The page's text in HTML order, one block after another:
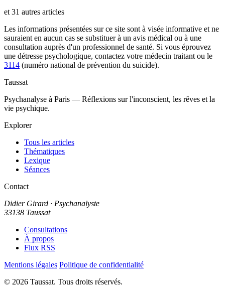
et 31 autres articles
Les informations présentées sur ce site sont à visée informative et ne
sauraient en aucun cas se substituer à un avis médical ou à une
consultation auprès d'un professionnel de santé. Si vous éprouvez
une détresse psychologique, contactez votre médecin traitant ou le
3114 (numéro national de prévention du suicide).
Taussat
Psychanalyse à Paris — Réflexions sur l'inconscient, les rêves et la
vie psychique.
Explorer
Tous les articles
Thématiques
Lexique
Séances
Contact
Didier Girard · Psychanalyste
33138 Taussat
Consultations
À propos
Flux RSS
Mentions légales Politique de confidentialité
© 2026 Taussat. Tous droits réservés.